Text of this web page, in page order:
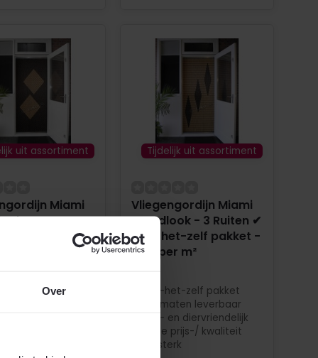
Over
uit assortiment
Miami
- Streep ✔
zelf pakket -
zelf pakket
Tijdelijk uit assortiment
Vliegengordijn Miami
Woodlook - 3 Ruiten ✔
Doe-het-zelf pakket -
Prijs per m²
Doe-het-zelf pakket
Alle maten leverbaar
Kind- en diervriendelijk
Beste prijs-/ kwaliteit
Oersterk